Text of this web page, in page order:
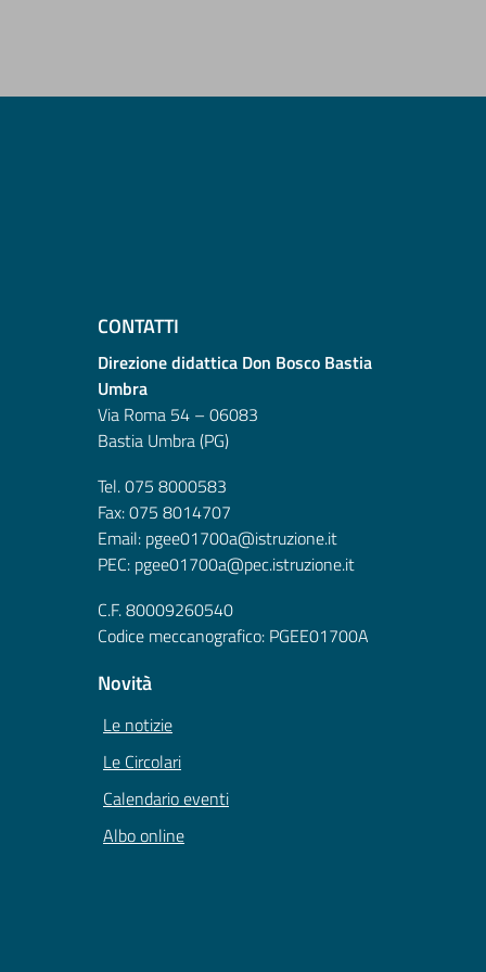
CONTATTI
Direzione didattica Don Bosco Bastia
Umbra
Via Roma 54 – 06083
Bastia Umbra (PG)
Tel. 075 8000583
Fax: 075 8014707
Email: pgee01700a@istruzione.it
PEC: pgee01700a@pec.istruzione.it
C.F. 80009260540
Codice meccanografico: PGEE01700A
Novità
Le notizie
Le Circolari
Calendario eventi
Albo online